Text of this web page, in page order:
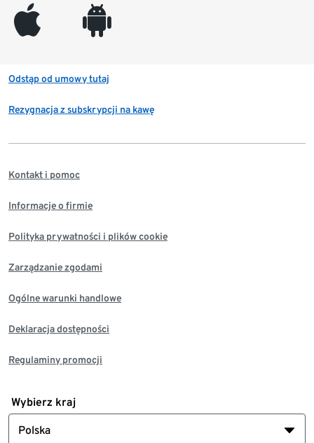
appleinc android
Odstąp od umowy tutaj
Rezygnacja z subskrypcji na kawę
Kontakt i pomoc
Informacje o firmie
Polityka prywatności i plików cookie
Zarządzanie zgodami
Ogólne warunki handlowe
Deklaracja dostępności
Regulaminy promocji
Wybierz kraj
Polska